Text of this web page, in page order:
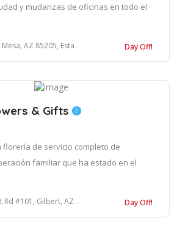
y mudanzas de oficinas en todo el
AZ 85205, Estados Unidos Day Off!
& Gifts
florería de servicio completo de
familiar que ha estado en el
Gilbert, AZ 85234, Estados Unidos Day Off!